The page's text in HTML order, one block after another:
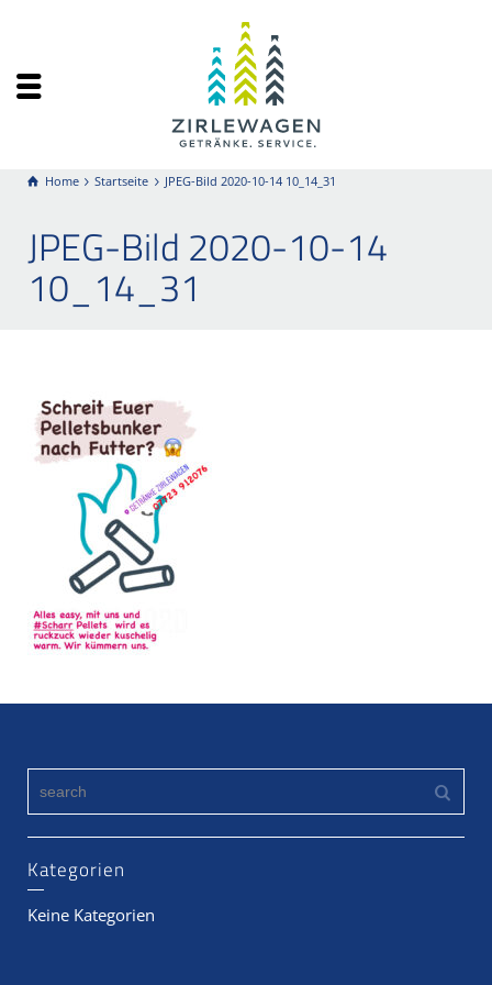
Home Startseite JPEG-Bild 2020-10-14 10_14_31
JPEG-Bild 2020-10-14
10_14_31
Kategorien
Keine Kategorien